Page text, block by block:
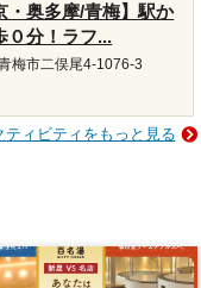
・奥多摩/青梅】駅か
０分！ラフ...
梅市二俣尾4-1076-3
ティビティをもっと見る